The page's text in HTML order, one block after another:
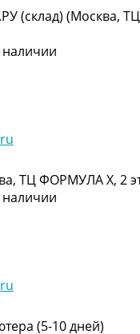
(склад) (Москва,
наличии
ТЦ ФОРМУЛА Х, 2
наличии
(5-10 дней)